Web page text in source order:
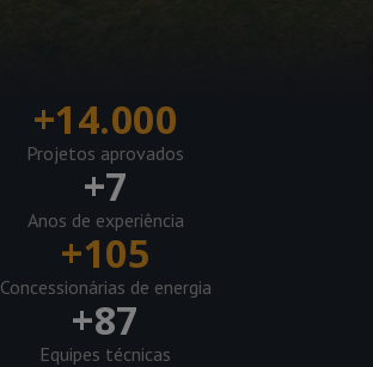
+14.000
Projetos aprovados
+7
Anos de experiência
+105
Concessionárias de energia
+87
Equipes técnicas